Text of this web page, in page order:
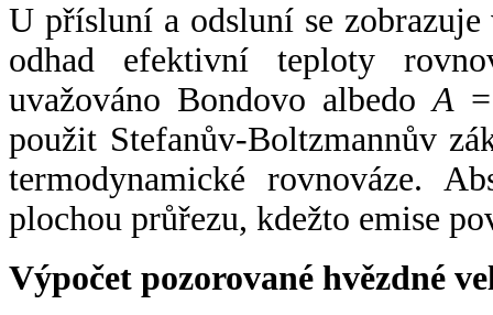
U přísluní a odsluní se
odhad efektivní teploty
uvažováno Bondovo albedoA
použit Stefanův-Boltzmannův
termodynamické rovnováze.
plochou průřezu, kdežto emise
Výpočet pozorované hvězdné